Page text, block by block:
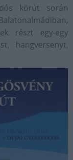
körút során
részt egy-egy
hangversenyt,